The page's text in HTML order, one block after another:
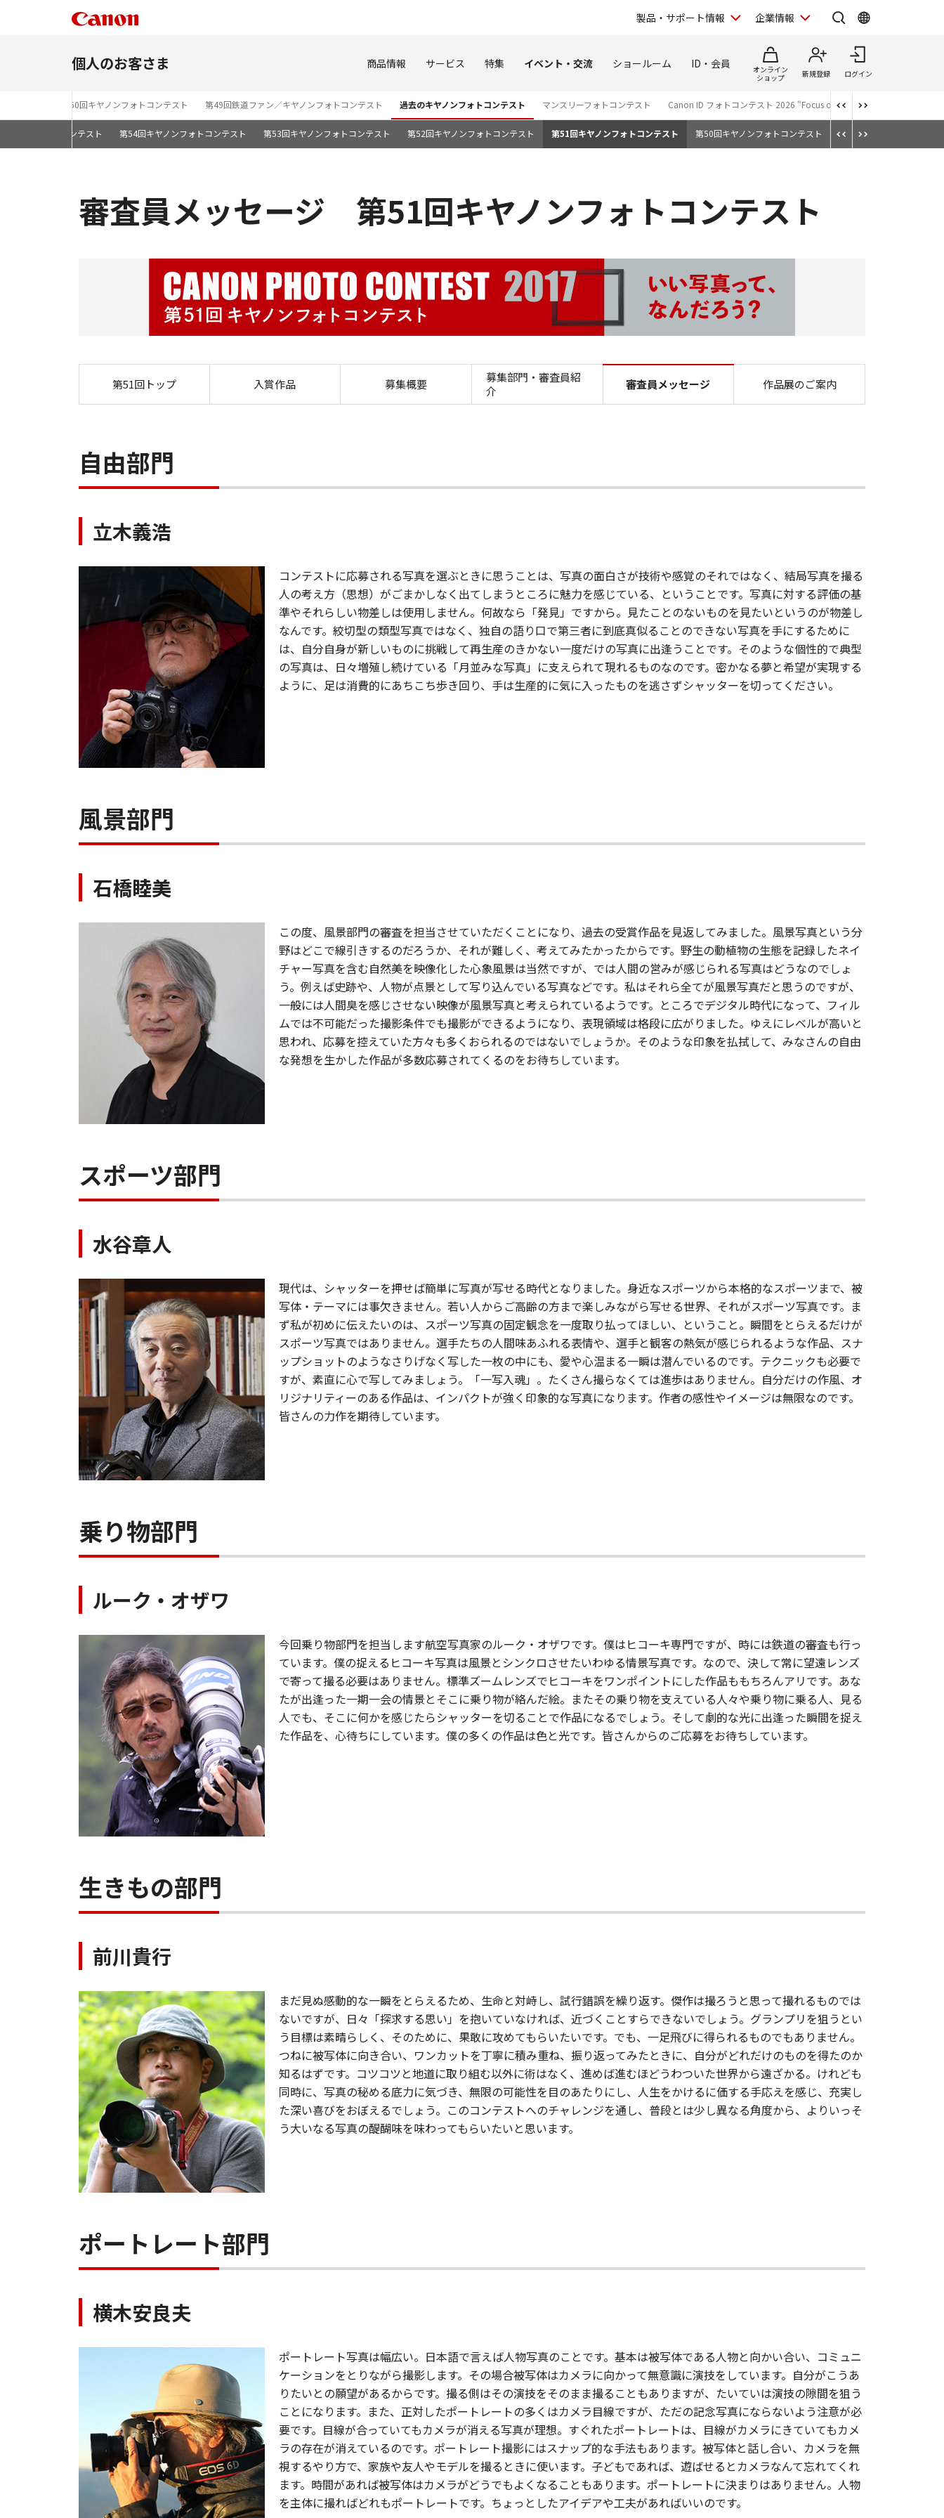
製品・サポート情報 企業情報
個人のお客さま 商品情報 サービス 特集 イベント・交流 ショールーム ID・会員
オンライン
ショップ
新規登録 ログイン
第60回キヤノンフォトコンテスト 第49回鉄道ファン／キヤノンフォトコンテスト 過去のキヤノンフォトコンテスト マンスリーフォトコンテスト Canon ID フォトコンテスト 2026 "Focus on Your Creativity"
ヤノンフォトコンテスト 第54回キヤノンフォトコンテスト 第53回キヤノンフォトコンテスト 第52回キヤノンフォトコンテスト 第51回キヤノンフォトコンテスト 第50回キヤノンフォトコンテスト
審査員メッセージ 第51回キヤノンフォトコンテスト
審査員メッセージ 第51回キヤノンフォトコンテスト
第51回トップ 入賞作品 募集概要
募集部門・審査員紹
介
審査員メッセージ 作品展のご案内
自由部門
立木義浩
コンテストに応募される写真を選ぶときに思うことは、写真の面白さが技術や感覚のそれではなく、結局写真を撮る
人の考え方（思想）がごまかしなく出てしまうところに魅力を感じている、ということです。写真に対する評価の基
準やそれらしい物差しは使用しません。何故なら「発見」ですから。見たことのないものを見たいというのが物差し
なんです。絞切型の類型写真ではなく、独自の語り口で第三者に到底真似ることのできない写真を手にするために
は、自分自身が新しいものに挑戦して再生産のきかない一度だけの写真に出逢うことです。そのような個性的で典型
の写真は、日々増殖し続けている「月並みな写真」に支えられて現れるものなのです。密かなる夢と希望が実現する
ように、足は消費的にあちこち歩き回り、手は生産的に気に入ったものを逃さずシャッターを切ってください。
風景部門
石橋睦美
この度、風景部門の審査を担当させていただくことになり、過去の受賞作品を見返してみました。風景写真という分
野はどこで線引きするのだろうか、それが難しく、考えてみたかったからです。野生の動植物の生態を記録したネイ
チャー写真を含む自然美を映像化した心象風景は当然ですが、では人間の営みが感じられる写真はどうなのでしょ
う。例えば史跡や、人物が点景として写り込んでいる写真などです。私はそれら全てが風景写真だと思うのですが、
一般には人間臭を感じさせない映像が風景写真と考えられているようです。ところでデジタル時代になって、フィル
ムでは不可能だった撮影条件でも撮影ができるようになり、表現領域は格段に広がりました。ゆえにレベルが高いと
思われ、応募を控えていた方々も多くおられるのではないでしょうか。そのような印象を払拭して、みなさんの自由
な発想を生かした作品が多数応募されてくるのをお待ちしています。
スポーツ部門
水谷章人
現代は、シャッターを押せば簡単に写真が写せる時代となりました。身近なスポーツから本格的なスポーツまで、被
写体・テーマには事欠きません。若い人からご高齢の方まで楽しみながら写せる世界、それがスポーツ写真です。ま
ず私が初めに伝えたいのは、スポーツ写真の固定観念を一度取り払ってほしい、ということ。瞬間をとらえるだけが
スポーツ写真ではありません。選手たちの人間味あふれる表情や、選手と観客の熱気が感じられるような作品、スナ
ップショットのようなさりげなく写した一枚の中にも、愛や心温まる一瞬は潜んでいるのです。テクニックも必要で
すが、素直に心で写してみましょう。「一写入魂」。たくさん撮らなくては進歩はありません。自分だけの作風、オ
リジナリティーのある作品は、インパクトが強く印象的な写真になります。作者の感性やイメージは無限なのです。
皆さんの力作を期待しています。
乗り物部門
ルーク・オザワ
今回乗り物部門を担当します航空写真家のルーク・オザワです。僕はヒコーキ専門ですが、時には鉄道の審査も行っ
ています。僕の捉えるヒコーキ写真は風景とシンクロさせたいわゆる情景写真です。なので、決して常に望遠レンズ
で寄って撮る必要はありません。標準ズームレンズでヒコーキをワンポイントにした作品ももちろんアリです。あな
たが出逢った一期一会の情景とそこに乗り物が絡んだ絵。またその乗り物を支えている人々や乗り物に乗る人、見る
人でも、そこに何かを感じたらシャッターを切ることで作品になるでしょう。そして劇的な光に出逢った瞬間を捉え
た作品を、心待ちにしています。僕の多くの作品は色と光です。皆さんからのご応募をお待ちしています。
生きもの部門
前川貴行
まだ見ぬ感動的な一瞬をとらえるため、生命と対峙し、試行錯誤を繰り返す。傑作は撮ろうと思って撮れるものでは
ないですが、日々「探求する思い」を抱いていなければ、近づくことすらできないでしょう。グランプリを狙うとい
う目標は素晴らしく、そのために、果敢に攻めてもらいたいです。でも、一足飛びに得られるものでもありません。
つねに被写体に向き合い、ワンカットを丁寧に積み重ね、振り返ってみたときに、自分がどれだけのものを得たのか
知るはずです。コツコツと地道に取り組む以外に術はなく、進めば進むほどうわついた世界から遠ざかる。けれども
同時に、写真の秘める底力に気づき、無限の可能性を目のあたりにし、人生をかけるに価する手応えを感じ、充実し
た深い喜びをおぼえるでしょう。このコンテストへのチャレンジを通し、普段とは少し異なる角度から、よりいっそ
う大いなる写真の醍醐味を味わってもらいたいと思います。
ポートレート部門
横木安良夫
ポートレート写真は幅広い。日本語で言えば人物写真のことです。基本は被写体である人物と向かい合い、コミュニ
ケーションをとりながら撮影します。その場合被写体はカメラに向かって無意識に演技をしています。自分がこうあ
りたいとの願望があるからです。撮る側はその演技をそのまま撮ることもありますが、たいていは演技の隙間を狙う
ことになります。また、正対したポートレートの多くはカメラ目線ですが、ただの記念写真にならないよう注意が必
要です。目線が合っていてもカメラが消える写真が理想。すぐれたポートレートは、目線がカメラにきていてもカメ
ラの存在が消えているのです。ポートレート撮影にはスナップ的な手法もあります。被写体と話し合い、カメラを無
視するやり方で、家族や友人やモデルを撮るときに使います。子どもであれば、遊ばせるとカメラなんて忘れてくれ
ます。時間があれば被写体はカメラがどうでもよくなることもあります。ポートレートに決まりはありません。人物
を主体に撮ればどれもポートレートです。ちょっとしたアイデアや工夫があればいいのです。